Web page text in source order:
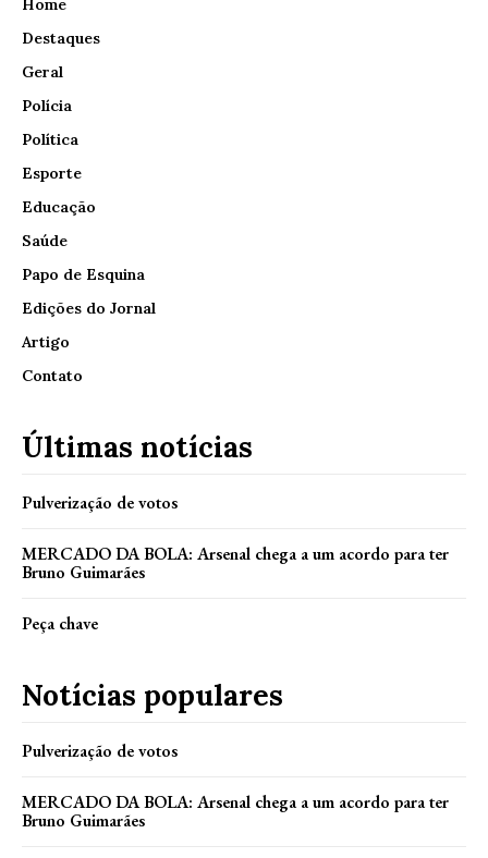
Home
Destaques
Geral
Polícia
Política
Esporte
Educação
Saúde
Papo de Esquina
Edições do Jornal
Artigo
Contato
Últimas notícias
Pulverização de votos
MERCADO DA BOLA: Arsenal chega a um acordo para ter
Bruno Guimarães
Peça chave
Notícias populares
Pulverização de votos
MERCADO DA BOLA: Arsenal chega a um acordo para ter
Bruno Guimarães